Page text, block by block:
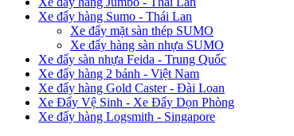
Xe đẩy hàng Sumo - Thái Lan
Xe đẩy mặt sàn thép SUMO
Xe đẩy hàng sàn nhựa SUMO
Xe đẩy sàn nhựa Feida - Trung Quốc
Xe đẩy hàng 2 bánh - Việt Nam
Xe đẩy hàng Gold Caster - Đài Loan
Xe Đẩy Vệ Sinh - Xe Đẩy Dọn Phòng
Xe đẩy hàng Logsmith - Singapore